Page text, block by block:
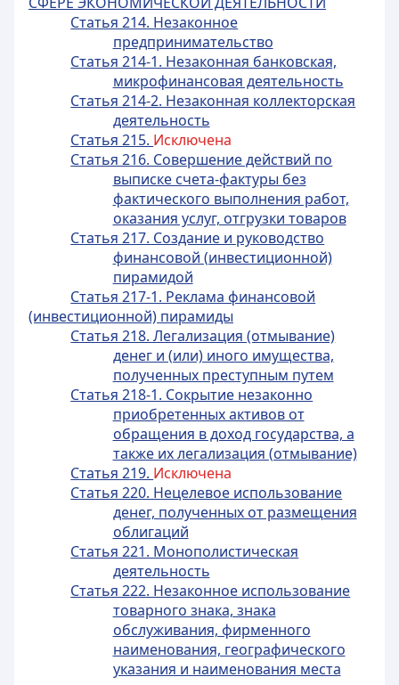
Статья 214. Незаконное
предпринимательство
Статья 214-1. Незаконная банковская,
микрофинансовая деятельность
Статья 214-2. Незаконная коллекторская
деятельность
Статья 215. Исключена
Статья 216. Совершение действий по
выписке счета-фактуры без
фактического выполнения работ,
оказания услуг, отгрузки товаров
Статья 217. Создание и руководство
финансовой (инвестиционной)
пирамидой
Статья 217-1. Реклама финансовой
(инвестиционной) пирамиды
Статья 218. Легализация (отмывание)
денег и (или) иного имущества,
полученных преступным путем
Статья 218-1. Сокрытие незаконно
приобретенных активов от
обращения в доход государства, а
также их легализация (отмывание)
Статья 219. Исключена
Статья 220. Нецелевое использование
денег, полученных от размещения
облигаций
Статья 221. Монополистическая
деятельность
Статья 222. Незаконное использование
товарного знака, знака
обслуживания, фирменного
наименования, географического
указания и наименования места